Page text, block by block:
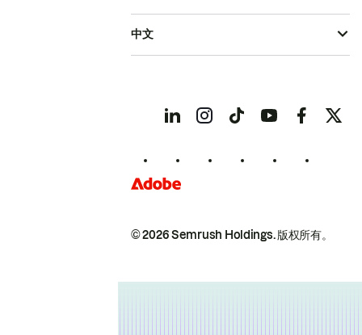
© 2026 Semrush Holdings.版权所有。
中文